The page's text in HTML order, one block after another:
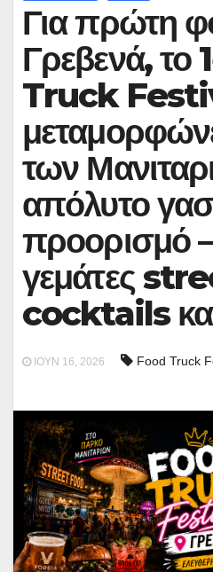
Για πρώτη
Γρεβενά, το
Truck
των
απόλυτο
προορισμό
γεμάτες
cocktails
ΙΟΎΝ 16, 2026 Food Truck